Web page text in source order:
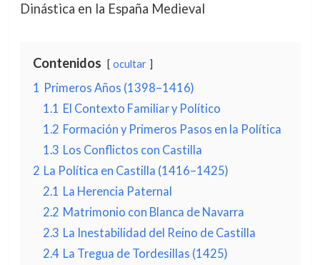
Dinástica en la España Medieval
Contenidos ocultar
1 Primeros Años (1398–1416)
1.1 El Contexto Familiar y Político
1.2 Formación y Primeros Pasos en la Política
1.3 Los Conflictos con Castilla
2 La Política en Castilla (1416–1425)
2.1 La Herencia Paternal
2.2 Matrimonio con Blanca de Navarra
2.3 La Inestabilidad del Reino de Castilla
2.4 La Tregua de Tordesillas (1425)